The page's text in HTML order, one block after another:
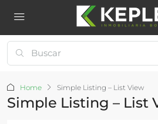
Home Simple Listing – List View
Simple Listing – List